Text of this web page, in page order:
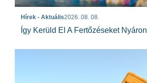
Hírek - Aktuális2026. 08. 08.
Így Kerüld El A Fertőzéseket Nyáron